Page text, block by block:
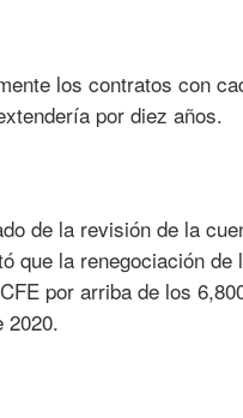
los contratos con
por diez años.
de la revisión de la
que la renegociación
por arriba de los
2020.